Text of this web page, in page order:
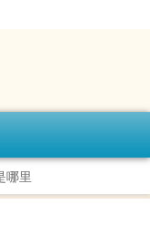
哪里